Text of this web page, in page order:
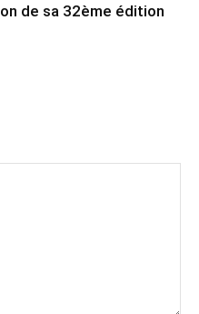
de sa 32ème édition